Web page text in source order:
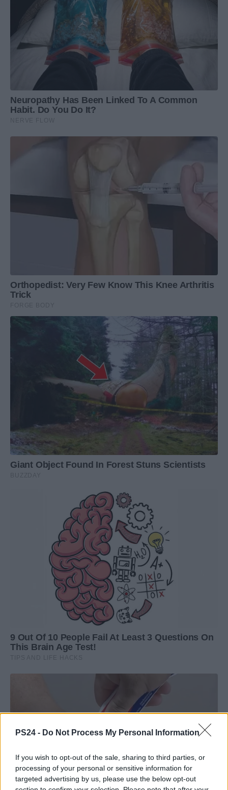
PS24 - Do Not Process My Personal Information
If you wish to opt-out of the sale, sharing to third parties, or
processing of your personal or sensitive information for
targeted advertising by us, please use the below opt-out